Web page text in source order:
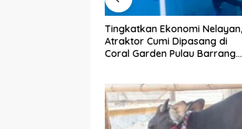
PDKT Danau Tempe :
Pendekatan Kearifan Lokal
untuk Keberlanjutan Sumber